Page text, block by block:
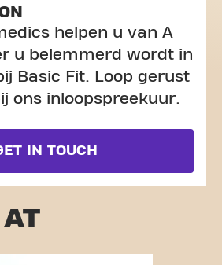
helpen u van A
u belemmerd wordt in
Basic Fit. Loop gerust
ons inloopspreekuur.
IN TOUCH